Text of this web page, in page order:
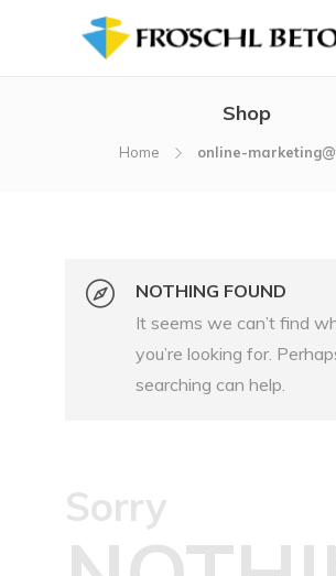
Shop
Home online-
NOTHING FOUND
It seems we can’t find
you’re looking for.
searching can help.
Sorry